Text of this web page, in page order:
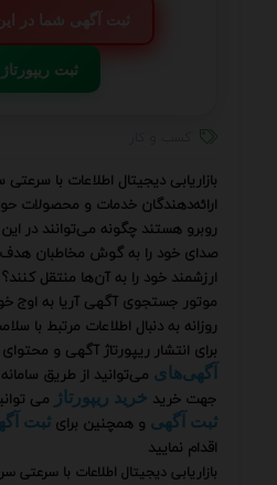
💬 ثبت آگهی شما در
📰 ثبت ریپورتاژ
بازاریابی دیجیتال اطلاعات با
ارائه‌دهندگان خدمات و محصولات
روبرو هستند چگونه می‌توانند در
صدای خود را به گوش مخاطبان هدف
ارزشمند خود را به آن‌ها منتقل
موتور جستجوی آگهی آریا به اوج
روزانه به دنبال اطلاعات مرتبط با
برای انتشار ریپورتاژ آگهی و
آگهی‌های می‌توانید از طریق
جهت خرید خرید ریپورتاژ می
ثبت آگهی و همچنین برای ثبت
اقدام نمایید
بازاریابی دیجیتال اطلاعات با